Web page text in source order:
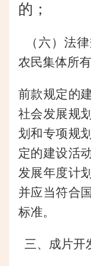
的；
（六）法
农民集体所
前款规定的
社会发展规
划和专项规
定的建设活
发展年度计
并应当符合
标准。
三、 成片开